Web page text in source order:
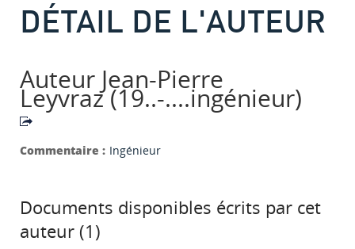
DÉTAIL DE L'AUTEUR
Auteur Jean-Pierre
Leyvraz (19..-....ingénieur)
Commentaire : Ingénieur
Documents disponibles écrits par cet
auteur (1 )